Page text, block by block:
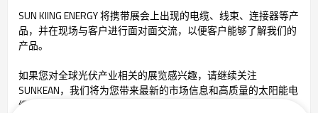
SUN KIING ENERGY 将携带展会上出现的电缆、线束、连接器等产
品，并在现场与客户进行面对面交流，以便客户能够了解我们的
产品。
如果您对全球光伏产业相关的展览感兴趣，请继续关注
SUNKEAN，我们将为您带来最新的市场信息和高质量的太阳能电
缆产品及连接解决方案，包括太阳能、储能和充电。